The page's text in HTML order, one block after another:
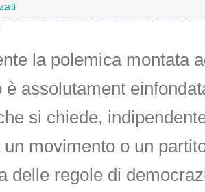
la polemica montata
è assolutament
si chiede,
un movimento o un
delle regole di